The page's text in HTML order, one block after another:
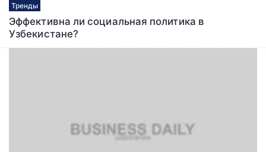
Тренды
Эффективна ли социальная политика в
Узбекистане?